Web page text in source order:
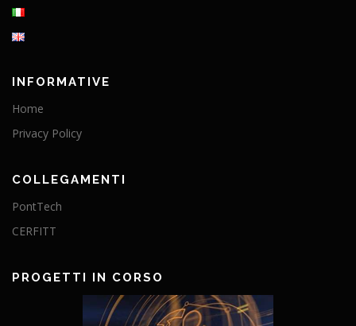
INFORMATIVE
Home
Privacy Policy
COLLEGAMENTI
PontTech
CERFITT
PROGETTI IN CORSO